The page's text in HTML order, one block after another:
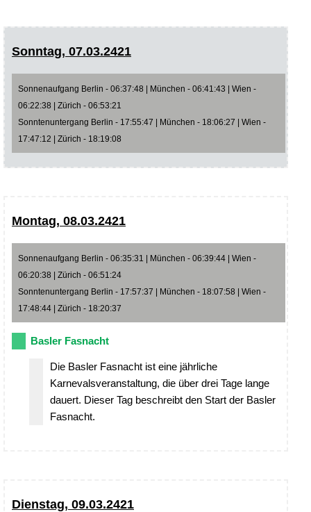
Sonntag, 07.03.2421
Sonnenaufgang Berlin - 06:37:48 | München - 06:41:43 | Wien -
06:22:38 | Zürich - 06:53:21
Sonntenuntergang Berlin - 17:55:47 | München - 18:06:27 | Wien -
17:47:12 | Zürich - 18:19:08
Montag, 08.03.2421
Sonnenaufgang Berlin - 06:35:31 | München - 06:39:44 | Wien -
06:20:38 | Zürich - 06:51:24
Sonntenuntergang Berlin - 17:57:37 | München - 18:07:58 | Wien -
17:48:44 | Zürich - 18:20:37
Basler Fasnacht
Die Basler Fasnacht ist eine jährliche
Karnevalsveranstaltung, die über drei Tage lange
dauert. Dieser Tag beschreibt den Start der Basler
Fasnacht.
Dienstag, 09.03.2421